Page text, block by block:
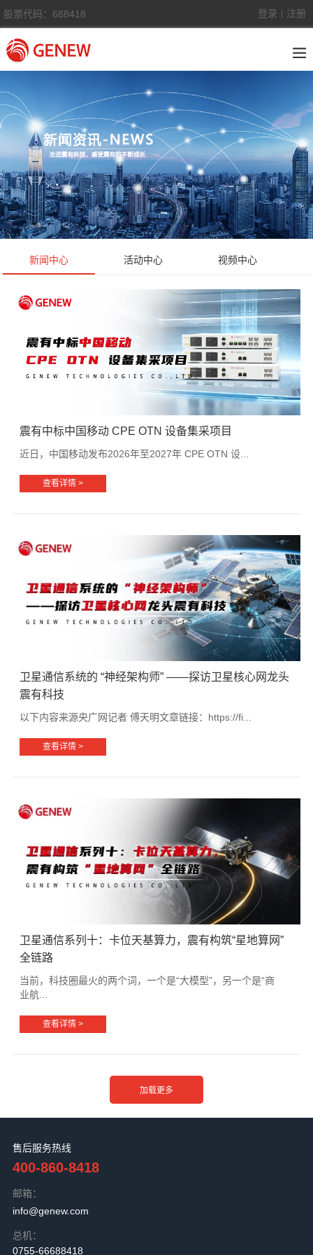
股票代码：688418 登录 注册
新闻中心 活动中心 视频中心
震有中标中国移动 CPE OTN 设备集采项目
近日，中国移动发布2026年至2027年 CPE OTN 设...
查看详情 >
卫星通信系统的 “神经架构师” ——探访卫星核心网龙头
震有科技
以下内容来源央广网记者 傅天明文章链接：https://fi...
查看详情 >
卫星通信系列十：卡位天基算力，震有构筑“星地算网”
全链路
当前，科技圈最火的两个词，一个是“大模型”，另一个是“商
业航...
查看详情 >
售后服务热线
400-860-8418
邮箱：
info@genew.com
总机：
0755-66688418